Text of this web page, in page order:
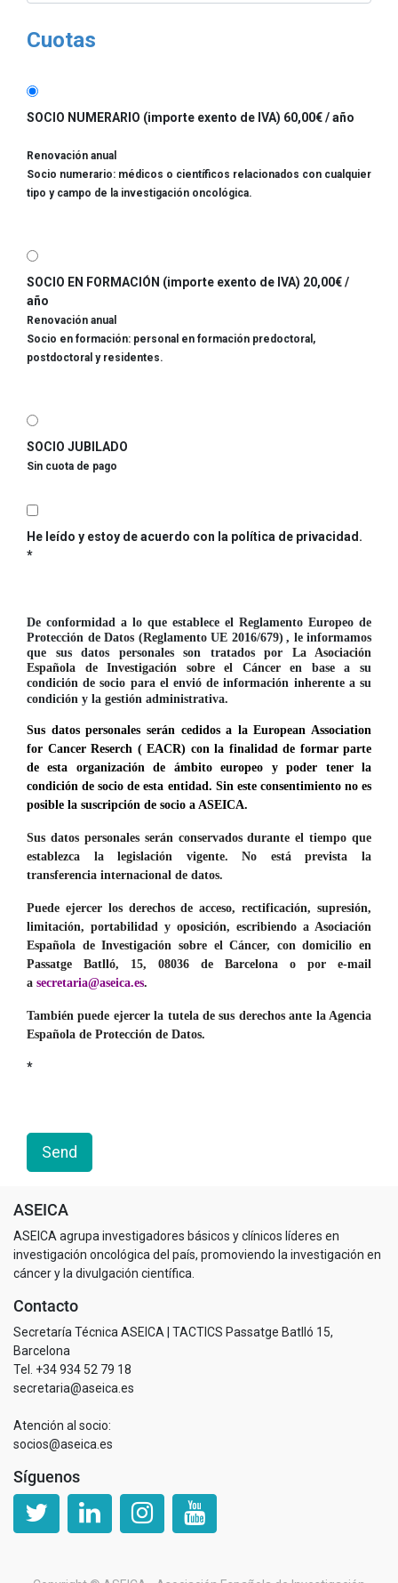
Cuotas
SOCIO NUMERARIO (importe exento de IVA) 60,00€ / año
Renovación anual
Socio numerario: médicos o científicos relacionados con cualquier
tipo y campo de la investigación oncológica.
SOCIO EN FORMACIÓN (importe exento de IVA) 20,00€ /
año
Renovación anual
Socio en formación: personal en formación predoctoral,
postdoctoral y residentes.
SOCIO JUBILADO
Sin cuota de pago
He leído y estoy de acuerdo con la política de privacidad.
De conformidad a lo que establece el Reglamento Europeo de
Protección de Datos (Reglamento UE 2016/679) , le informamos
que sus datos personales son tratados por La Asociación
Española de Investigación sobre el Cánceren base a su
condición de socio para el envió de información inherente a su
condición y la gestión administrativa.
Sus datos personales serán cedidos a la European Association
for Cancer Reserch ( EACR) con la finalidad de formar parte
de esta organización de ámbito europeo y poder tener la
condición de socio de esta entidad. Sin este consentimiento no es
posible la suscripción de socio a ASEICA.
Sus datos personales serán conservados durante el tiempo que
establezca la legislación vigente. No está prevista la
transferencia internacional de datos.
Puede ejercer los derechos de acceso, rectificación, supresión,
limitación, portabilidad y oposición, escribiendo a Asociación
Española de Investigación sobre el Cáncer, con domicilio en
Passatge Batlló, 15, 08036 de Barcelona o por e-mail
a secretaria@aseica.es.
También puede ejercer la tutela de sus derechos ante la Agencia
Española de Protección de Datos.
Send
ASEICA
ASEICA agrupa investigadores básicos y clínicos líderes en
investigación oncológica del país, promoviendo la investigación en
cáncer y la divulgación científica.
Contacto
Secretaría Técnica ASEICA | TACTICS Passatge Batlló 15,
Barcelona
Tel. +34 934 52 79 18
secretaria@aseica.es
Atención al socio:
socios@aseica.es
Síguenos